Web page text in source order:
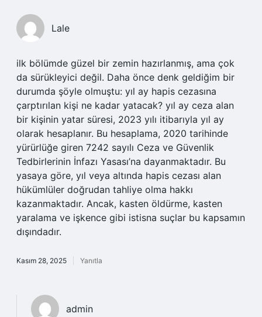
Lale
ilk bölümde güzel bir zemin hazırlanmış, ama çok
da sürükleyici değil. Daha önce denk geldiğim bir
durumda şöyle olmuştu: yıl ay hapis cezasına
çarptırılan kişi ne kadar yatacak? yıl ay ceza alan
bir kişinin yatar süresi, 2023 yılı itibarıyla yıl ay
olarak hesaplanır. Bu hesaplama, 2020 tarihinde
yürürlüğe giren 7242 sayılı Ceza ve Güvenlik
Tedbirlerinin İnfazı Yasası’na dayanmaktadır. Bu
yasaya göre, yıl veya altında hapis cezası alan
hükümlüler doğrudan tahliye olma hakkı
kazanmaktadır. Ancak, kasten öldürme, kasten
yaralama ve işkence gibi istisna suçlar bu kapsamın
dışındadır.
Kasım 28, 2025 Yanıtla
admin